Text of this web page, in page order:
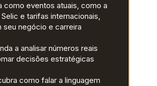
como eventos atuais, como a
e tarifas internacionais,
seu negócio e carreira
a analisar números reais
decisões estratégicas
como falar a linguagem